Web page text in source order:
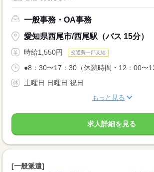
一般事務・OA事務
愛知県西尾市/西尾駅（バス 15分）
時給1,550円 交通費一部支給
●8：30〜17：30（休憩時間・12：00〜
土曜日 日曜日 祝日
もっと見る
求人詳細を見る
[一般派遣]